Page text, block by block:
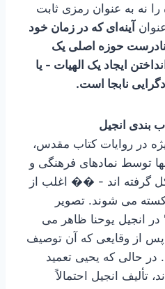
را نه به عنوان رمزی ثابت
آینه‌ای که در زمان خود
حوزه اصلی یک
ایجاد یک الهیات - یا
نابجا است.
بندی انجیل
در روایات کتاب مقدس،
توسط نمادهای فرهنگی و
گرفته اند - �� اغلب از
می شوند. تصویر
انجیل یوحنا ظاهر می
از وقایعی که آن توصیف
حالی که یحیی تعمید
تألیف انجیل احتمالاً